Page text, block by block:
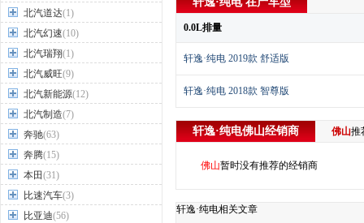
北汽道达(1)
北汽幻速(10)
北汽瑞翔(1)
北汽威旺(9)
北汽新能源(12)
北汽制造(7)
奔驰(63)
奔腾(15)
本田(31)
比速汽车(3)
比亚迪(56)
0.0L排量
轩逸·纯电 2019款 舒适版
轩逸·纯电 2018款 智尊版
轩逸·纯电佛山经销商 佛山推
佛山暂时没有推荐的经销商
轩逸·纯电相关文章